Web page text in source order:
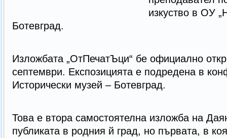
изкуство в ОУ
Ботевград.
Изложбата „ОтПечатЪци“ бе официално
септември. Експозицията е подредена в
Исторически музей – Ботевград.
Това е втора самостоятелна изложба на
публиката в родния й град, но първата, в